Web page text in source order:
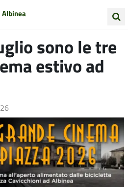
Albinea
Colline Matildiche
sono le tre
estivo ad